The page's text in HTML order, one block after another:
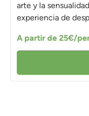
arte y la
experiencia de
A partir de 25€/